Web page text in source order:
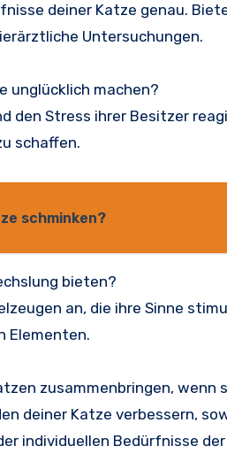
deiner Katze genau.
Untersuchungen.
unglücklich machen?
den Stress ihrer Besitzer
schaffen.
schminken?
bieten?
an, die ihre Sinne
Elementen.
zusammenbringen, wenn
deiner Katze verbessern,
individuellen Bedürfnisse